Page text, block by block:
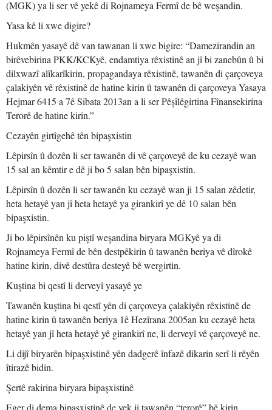
(MGK) ya li ser vê yekê di Rojnameya Fermî de bê weşandin.
Yasa kê li xwe digire?
Hukmên yasayê dê van tawanan li xwe bigire: “Damezirandin an
birêvebirina PKK/KCKyê, endamtiya rêxistinê an jî bi zanebûn û bi
dilxwazî alîkarîkirin, propagandaya rêxistinê, tawanên di çarçoveya
çalakiyên vê rêxistinê de hatine kirin û tawanên di çarçoveya Yasaya
Hejmar 6415 a 7ê Sibata 2013an a li ser Pêşîlêgirtina Fînansekirina
Terorê de hatine kirin.”
Cezayên girtîgehê tên bipaşxistin
Lêpirsîn û dozên li ser tawanên di vê çarçoveyê de ku cezayê wan
15 sal an kêmtir e dê ji bo 5 salan bên bipaşxistin.
Lêpirsîn û dozên li ser tawanên ku cezayê wan ji 15 salan zêdetir,
heta hetayê yan jî heta hetayê ya girankirî ye dê 10 salan bên
bipaşxistin.
Ji bo lêpirsînên ku piştî weşandina biryara MGKyê ya di
Rojnameya Fermî de bên destpêkirin û tawanên beriya vê dîrokê
hatine kirin, divê destûra desteyê bê wergirtin.
Kuştina bi qestî li derveyî yasayê ye
Tawanên kuştina bi qestî yên di çarçoveya çalakiyên rêxistinê de
hatine kirin û tawanên beriya 1ê Hezîrana 2005an ku cezayê heta
hetayê yan jî heta hetayê yê girankirî ne, li derveyî vê çarçoveyê ne.
Li dijî biryarên bipaşxistinê yên dadgerê înfazê dikarin serî li rêyên
îtirazê bidin.
Şertê rakirina biryara bipaşxistinê
Eger di dema bipaşxistinê de yek ji tawanên “terorê” bê kirin,